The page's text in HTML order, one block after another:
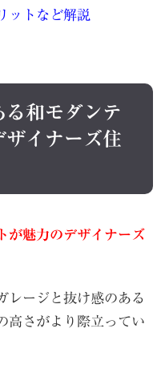
ットなど解説
る和モダンテ
ザイナーズ住
が魅力のデザイナーズ
レージと抜け感のある
高さがより際立ってい